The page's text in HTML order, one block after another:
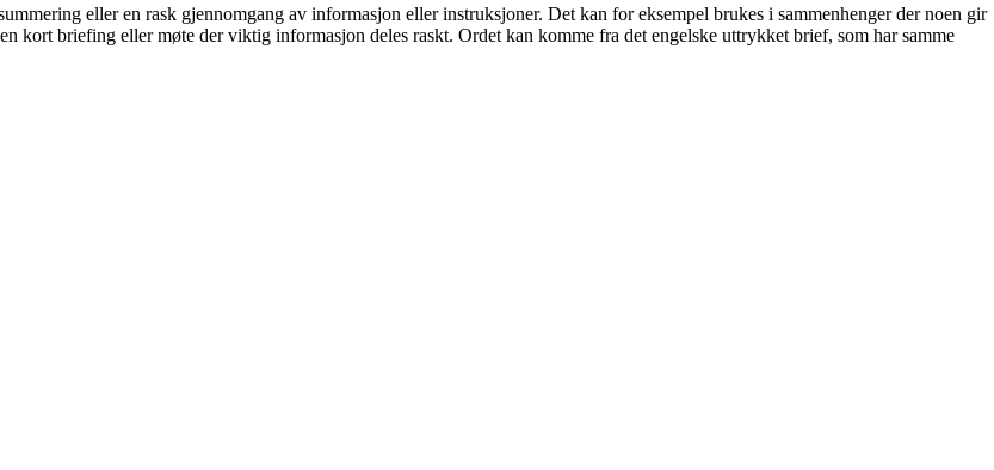
eller en rask gjennomgang av informasjon eller instruksjoner. Det kan for eksempel brukes i sammenhenger der noen gir
kort briefing eller møte der viktig informasjon deles raskt. Ordet kan komme fra det engelske uttrykket brief, som har samme